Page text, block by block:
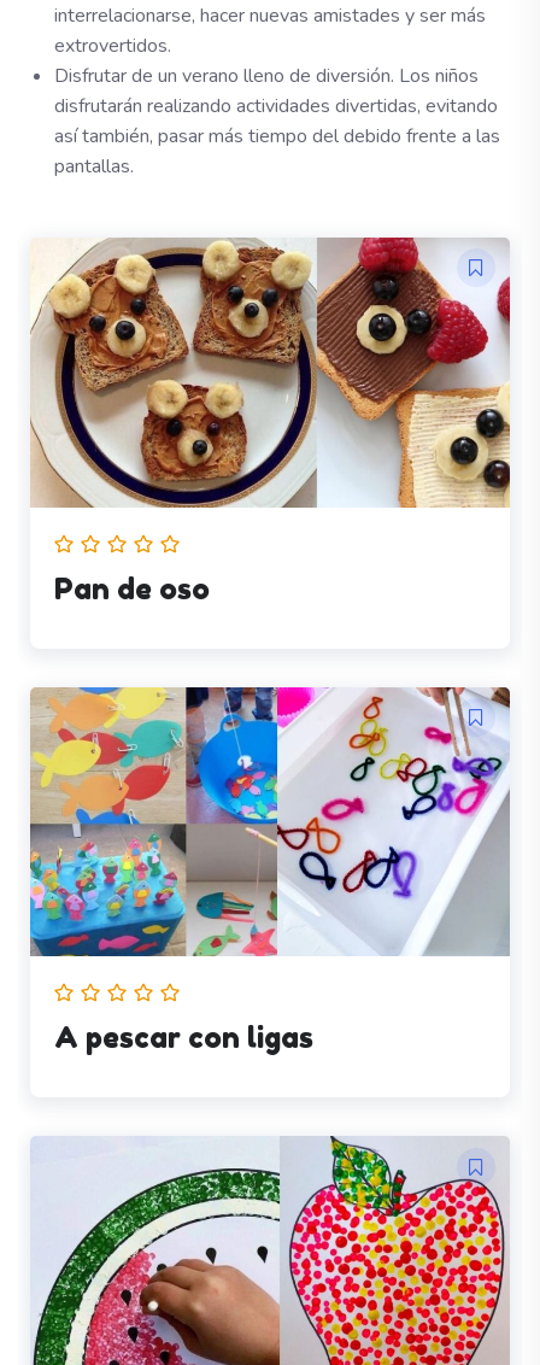
interrelacionarse, hacer nuevas amistades y ser más
extrovertidos.
Disfrutar de un verano lleno de diversión. Los niños
disfrutarán realizando actividades divertidas, evitando
así también, pasar más tiempo del debido frente a las
pantallas.
Pan de oso
A pescar con ligas